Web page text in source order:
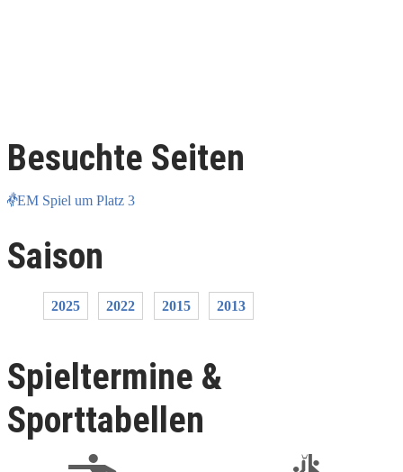
Besuchte Seiten
EM Spiel um Platz 3
Saison
2025 2022 2015 2013
Spieltermine &
Sporttabellen